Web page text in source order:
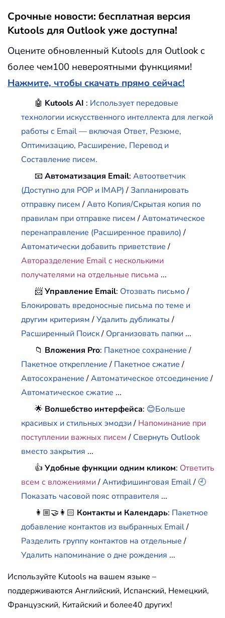
Срочные новости: бесплатная версия
Kutools для Outlook уже доступна!
Оцените обновленный Kutools для Outlook с
более чем100 невероятными функциями!
Нажмите, чтобы скачать прямо сейчас!
🤖 Kutools AI : Использует передовые
технологии искусственного интеллекта для легкой
работы с Email — включая Ответ, Резюме,
Оптимизацию, Расширение, Перевод и
Составление писем.
📧Автоматизация Email:Автоответчик
(Доступно для POP и IMAP)/Запланировать
отправку писем/Авто Копия/Скрытая копия по
правилам при отправке писем/Автоматическое
перенаправление (Расширенное правило)/
Автоматически добавить приветствие/
Авторазделение Email с несколькими
получателями на отдельные письма ...
📨Управление Email: Отозвать письмо/
Блокировать вредоносные письма по теме и
другим критериям/Удалить дубликаты/
Расширенный Поиск/ Организовать папки ...
📁 Вложения Pro: Пакетное сохранение/
Пакетное открепление/ Пакетное сжатие/
Автосохранение/Автоматическое отсоединение/
Автоматическое сжатие ...
🌟 Волшебство интерфейса: 😊Больше
красивых и стильных эмодзи/ Напоминание при
поступлении важных писем/ Свернуть Outlook
вместо закрытия ...
👍Удобные функции одним кликом: Ответить
всем с вложениями /Антифишинговая Email/ 🕘
Показать часовой пояс отправителя ...
👩🏼‍🤝‍👩🏻 Контакты и Календарь: Пакетное
добавление контактов из выбранных Email/
Разделить группу контактов на отдельные/
Удалить напоминание о дне рождения ...
Используйте Kutools на вашем языке –
поддерживаются Английский, Испанский, Немецкий,
Французский, Китайский и более40 других!